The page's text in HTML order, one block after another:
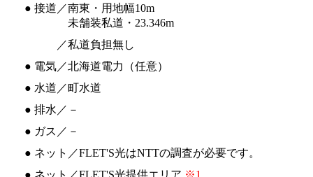
● 接道／南東・用地幅10m
未舗装私道・23.346m
／私道負担無し
● 電気／北海道電力（任意）
● 水道／町水道
● 排水／－
● ガス／－
● ネット／FLET'S光はNTTの調査が必要です。
● ネット／FLET'S光提供エリア ※1